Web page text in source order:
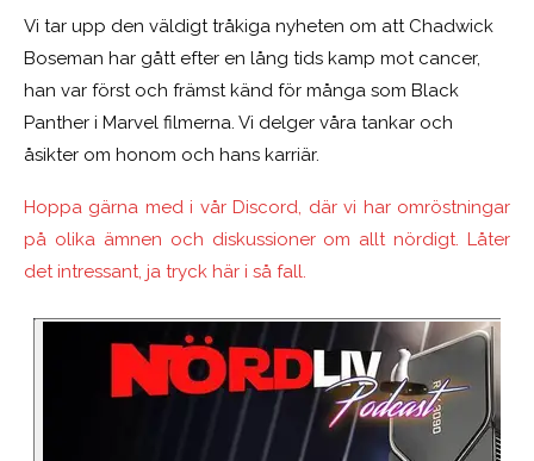
Vi tar upp den väldigt tråkiga nyheten om att Chadwick
Boseman har gått efter en lång tids kamp mot cancer,
han var först och främst känd för många som Black
Panther i Marvel filmerna. Vi delger våra tankar och
åsikter om honom och hans karriär.
Hoppa gärna med i vår Discord, där vi har omröstningar
på olika ämnen och diskussioner om allt nördigt. Låter
det intressant, ja tryck här i så fall.